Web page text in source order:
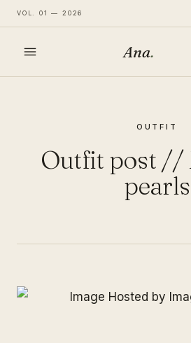
VOL. 01 — 2026
Ana.
OUTFIT
Outfit post //
pearls